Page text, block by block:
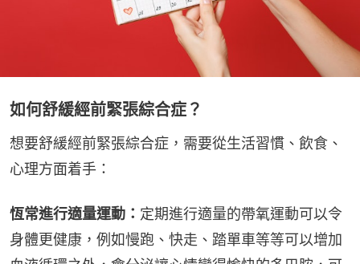
如何舒緩經前緊張綜合症？
想要舒緩經前緊張綜合症，需要從生活習慣、飲食、
心理方面着手：
恆常進行適量運動： 定期進行適量的帶氧運動可以令
身體更健康，例如慢跑、快走、踏單車等等可以增加